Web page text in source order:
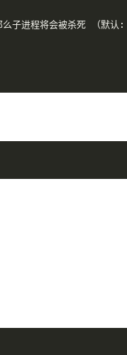
子进程将会被杀死 （默认: